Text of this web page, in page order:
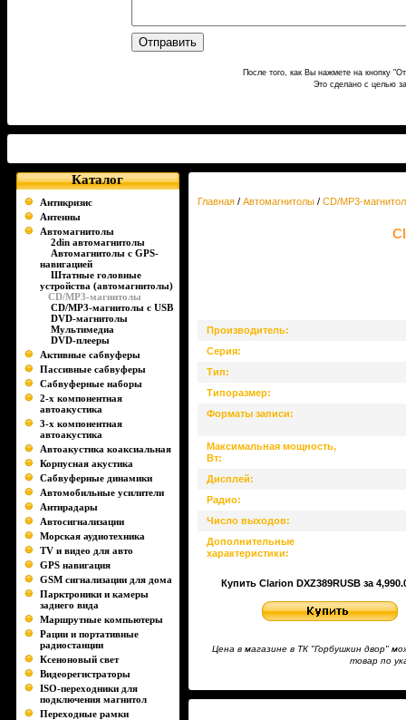
После того, как Вы нажмете на кнопку
Это сделано с целью
Каталог
Антикризис
Антенны
Автомагнитолы
2din автомагнитолы
Автомагнитолы с GPS-
навигацией
Штатные головные
устройства (автомагнитолы)
CD/MP3-магнитолы
CD/MP3-магнитолы c USB
DVD-магнитолы
Мультимедиа
DVD-плееры
Активные сабвуферы
Пассивные сабвуферы
Сабвуферные наборы
2-х компонентная
автоакустика
3-х компонентная
автоакустика
Автоакустика коаксиальная
Корпусная акустика
Сабвуферные динамики
Автомобильные усилители
Антирадары
Автосигнализации
Морская аудиотехника
TV и видео для авто
GPS навигация
GSM сигнализации для дома
Парктроники и камеры
заднего вида
Маршрутные компьютеры
Рации и портативные
радиостанции
Ксеноновый свет
Видеорегистраторы
ISO-переходники для
подключения магнитол
Переходные рамки
Главная / Автомагнитолы / CD/MP3-
Производитель:
Серия:
Тип:
Типоразмер:
Форматы записи:
Максимальная мощность,
Вт:
Дисплей:
Радио:
Число выходов:
Дополнительные
характеристики:
Купить Clarion DXZ389RUSB за
Цена в магазине в ТК "Горбушкин двор"
товар по